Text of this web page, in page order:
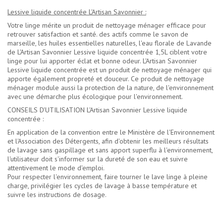
Lessive liquide concentrée L'Artisan Savonnier :
Votre linge mérite un produit de nettoyage ménager efficace pour
retrouver satisfaction et santé. des actifs comme le savon de
marseille, les huiles essentielles naturelles, l'eau florale de Lavande
de L'Artisan Savonnier Lessive liquide concentrée 1,5L ciblent votre
linge pour lui apporter éclat et bonne odeur. L'Artisan Savonnier
Lessive liquide concentrée est un produit de nettoyage ménager qui
apporte également propreté et douceur. Ce produit de nettoyage
ménager module aussi la protection de la nature, de l'environnement
avec une démarche plus écologique pour l'environnement.
CONSEILS D'UTILISATION L'Artisan Savonnier Lessive liquide
concentrée :
En application de la convention entre le Ministère de l'Environnement
et l'Association des Détergents, afin d'obtenir les meilleurs résultats
de lavage sans gaspillage et sans apport superflu à l'environnement,
l'utilisateur doit s'informer sur la dureté de son eau et suivre
attentivement le mode d'emploi.
Pour respecter l'environnement, faire tourner le lave linge à pleine
charge, privilégier les cycles de lavage à basse température et
suivre les instructions de dosage.